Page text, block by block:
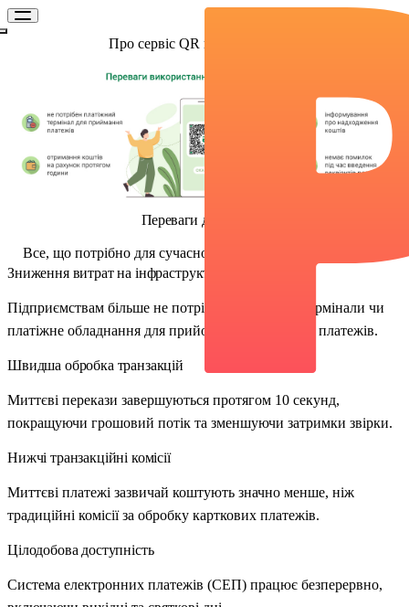
Про сервіс QR кодів для IBAN
Переваги для бізнесу
Все, що потрібно для сучасного бізнесу — і навіть більше.
Зниження витрат на інфраструктуру
Підприємствам більше не потрібні дорогі POS-термінали чи
платіжне обладнання для прийому безготівкових платежів.
Швидша обробка транзакцій
Миттєві перекази завершуються протягом 10 секунд,
покращуючи грошовий потік та зменшуючи затримки звірки.
Нижчі транзакційні комісії
Миттєві платежі зазвичай коштують значно менше, ніж
традиційні комісії за обробку карткових платежів.
Цілодобова доступність
Система електронних платежів (СЕП) працює безперервно,